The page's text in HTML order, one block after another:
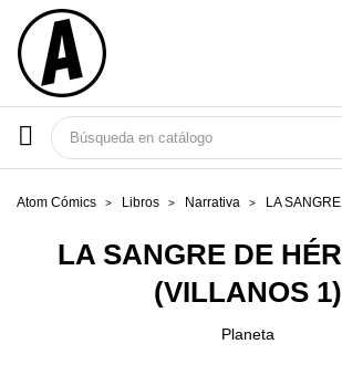
Atom Cómics Libros Narrativa LA
LA SANGRE DE
(VILLANOS 1)
Planeta